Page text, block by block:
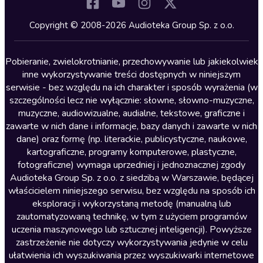
Kryminały
Lektury szkolne
Literatura anglojęzyczna
Literatura faktu
Literatura obyczajowa
Literatura piękna obca
Literatura piękna polska
Nagrania relaksacyjne
Nauka języków
Nauki humanistyczne
Podcasty i audycje
Polityka
Copyright © 2008-2026 Audioteka Group Sp. z o.o.
Pobieranie, zwielokrotnianie, przechowywanie lub jakiekolwiek
inne wykorzystywanie treści dostępnych w niniejszym
serwisie - bez względu na ich charakter i sposób wyrażenia (w
szczególności lecz nie wyłącznie: słowne, słowno-muzyczne,
muzyczne, audiowizualne, audialne, tekstowe, graficzne i
zawarte w nich dane i informacje, bazy danych i zawarte w nich
dane) oraz formę (np. literackie, publicystyczne, naukowe,
kartograficzne, programy komputerowe, plastyczne,
fotograficzne) wymaga uprzedniej i jednoznacznej zgody
Audioteka Group Sp. z o.o. z siedzibą w Warszawie, będącej
właścicielem niniejszego serwisu, bez względu na sposób ich
eksploracji i wykorzystaną metodę (manualną lub
zautomatyzowaną technikę, w tym z użyciem programów
uczenia maszynowego lub sztucznej inteligencji). Powyższe
zastrzeżenie nie dotyczy wykorzystywania jedynie w celu
ułatwienia ich wyszukiwania przez wyszukiwarki internetowe